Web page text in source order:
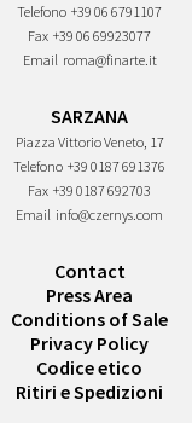
Telefono +39 06 6791107
Fax +39 06 69923077
Email roma@finarte.it
SARZANA
Piazza Vittorio Veneto, 17
Telefono +39 0187 691376
Fax +39 0187 692703
Email info@czernys.com
Contact
Press Area
Conditions of Sale
Privacy Policy
Codice etico
Ritiri e Spedizioni